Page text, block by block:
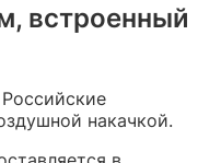
встроенный
накачкой.